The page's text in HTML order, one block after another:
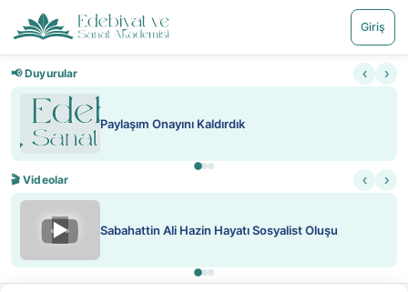
Giriş
📢 Duyurular ‹ ›
Paylaşım Onayını Kaldırdık
🎬 Videolar ‹ ›
▶ Sabahattin Ali Hazin Hayatı Sosyalist Oluşu